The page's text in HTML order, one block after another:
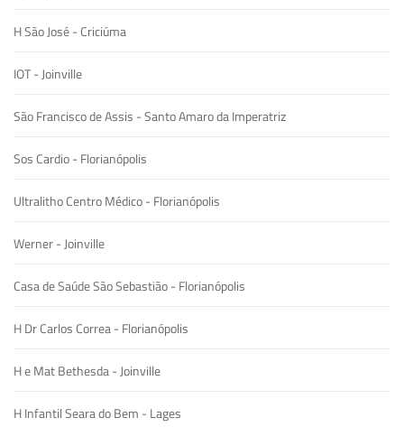
H São José - Criciúma
IOT - Joinville
São Francisco de Assis - Santo Amaro da Imperatriz
Sos Cardio - Florianópolis
Ultralitho Centro Médico - Florianópolis
Werner - Joinville
Casa de Saúde São Sebastião - Florianópolis
H Dr Carlos Correa - Florianópolis
H e Mat Bethesda - Joinville
H Infantil Seara do Bem - Lages